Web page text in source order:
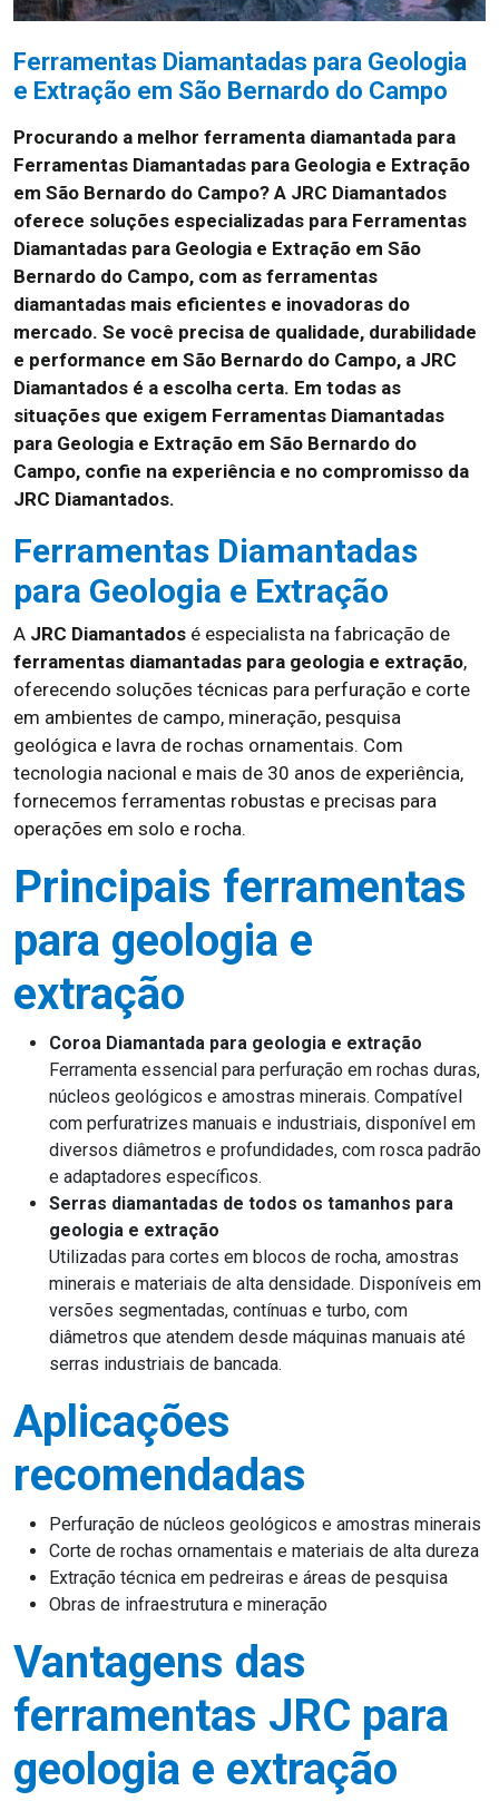
Ferramentas Diamantadas para Geologia
e Extração em São Bernardo do Campo
Procurando a melhor ferramenta diamantada para
Ferramentas Diamantadas para Geologia e Extração
em São Bernardo do Campo? A JRC Diamantados
oferece soluções especializadas para Ferramentas
Diamantadas para Geologia e Extração em São
Bernardo do Campo, com as ferramentas
diamantadas mais eficientes e inovadoras do
mercado. Se você precisa de qualidade, durabilidade
e performance em São Bernardo do Campo, a JRC
Diamantados é a escolha certa. Em todas as
situações que exigem Ferramentas Diamantadas
para Geologia e Extração em São Bernardo do
Campo, confie na experiência e no compromisso da
JRC Diamantados.
Ferramentas Diamantadas
para Geologia e Extração
A JRC Diamantados é especialista na fabricação de
ferramentas diamantadas para geologia e extração,
oferecendo soluções técnicas para perfuração e corte
em ambientes de campo, mineração, pesquisa
geológica e lavra de rochas ornamentais. Com
tecnologia nacional e mais de 30 anos de experiência,
fornecemos ferramentas robustas e precisas para
operações em solo e rocha.
Principais ferramentas
para geologia e
extração
Coroa Diamantada para geologia e extração
Ferramenta essencial para perfuração em rochas duras,
núcleos geológicos e amostras minerais. Compatível
com perfuratrizes manuais e industriais, disponível em
diversos diâmetros e profundidades, com rosca padrão
e adaptadores específicos.
Serras diamantadas de todos os tamanhos para
geologia e extração
Utilizadas para cortes em blocos de rocha, amostras
minerais e materiais de alta densidade. Disponíveis em
versões segmentadas, contínuas e turbo, com
diâmetros que atendem desde máquinas manuais até
serras industriais de bancada.
Aplicações
recomendadas
Perfuração de núcleos geológicos e amostras minerais
Corte de rochas ornamentais e materiais de alta dureza
Extração técnica em pedreiras e áreas de pesquisa
Obras de infraestrutura e mineração
Vantagens das
ferramentas JRC para
geologia e extração